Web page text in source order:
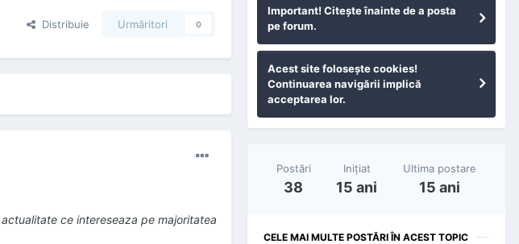
Distribuie Urmăritori 0
ce intereseaza pe majoritatea
Important! Citeşte înainte de a posta
pe forum.
Acest site foloseşte cookies!
Continuarea navigării implică
acceptarea lor.
Postări
38
Iniţiat
15 ani
Ultima postare
15 ani
CELE MAI MULTE POSTĂRI ÎN ACEST TOPIC